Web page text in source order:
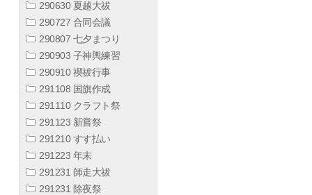
290630 夏越大祓
290727 合同会議
290807 七夕まつり
290903 子神輿練習
290910 禊祓行事
291108 国旗作成
291110 クラフト祭
291123 新嘗祭
291210 すす払い
291223 年末
291231 師走大祓
291231 除夜祭